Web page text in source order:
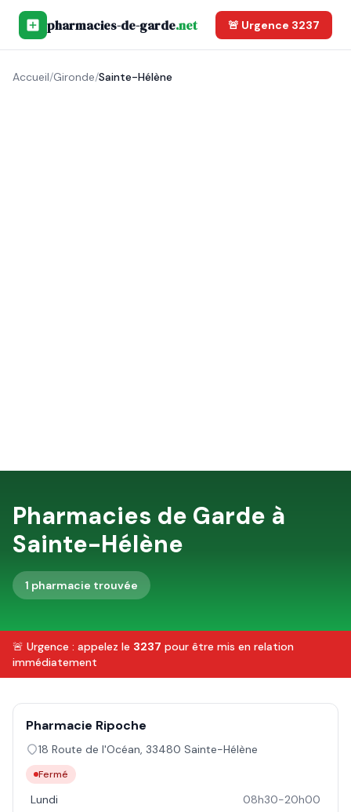
pharmacies-de-garde.net 🚨 Urgence 3237
Accueil/Gironde/Sainte-Hélène
Pharmacies de Garde à
Sainte-Hélène
1 pharmacie trouvée
🚨 Urgence : appelez le 3237 pour être mis en relation
immédiatement
Pharmacie Ripoche
18 Route de l'Océan, 33480 Sainte-Hélène
Fermé
Lundi
08h30-20h00